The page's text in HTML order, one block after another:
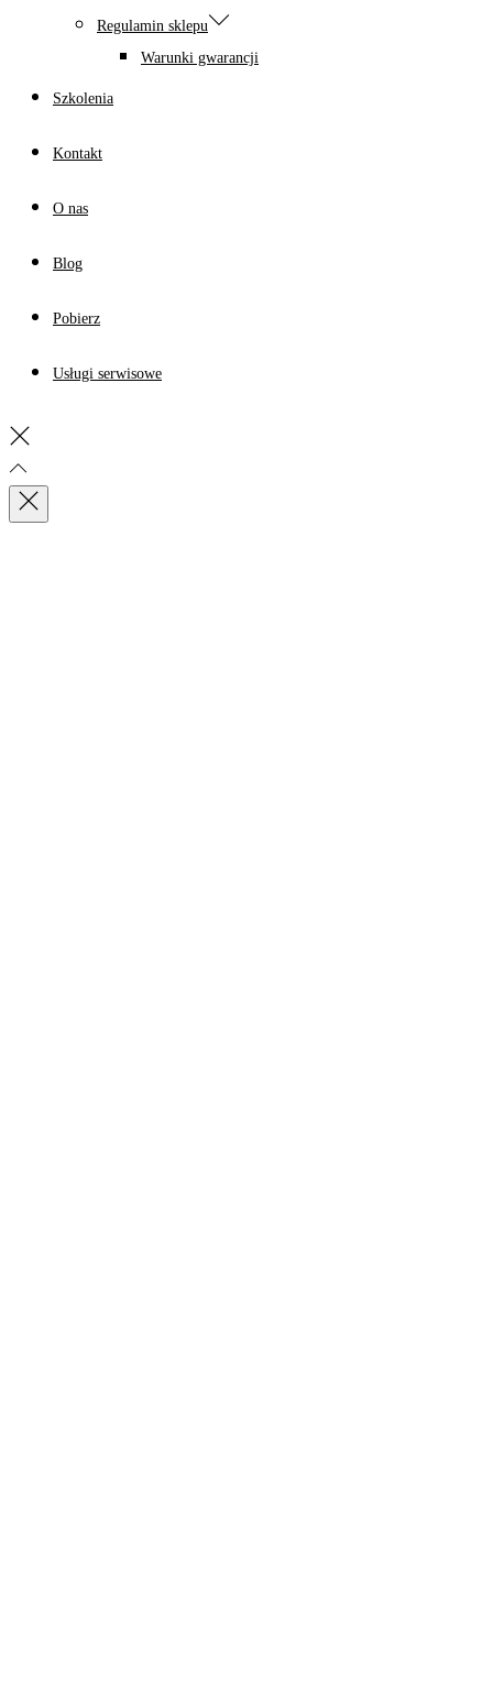
Regulamin sklepu
Warunki gwarancji
Szkolenia
Kontakt
O nas
Blog
Pobierz
Usługi serwisowe